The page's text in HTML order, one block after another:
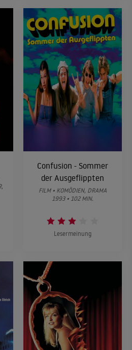
Confusion - Sommer
der Ausgeflippten
FILM • KOMÖDIEN, DRAMA
1993 • 102 MIN.
Lesermeinung